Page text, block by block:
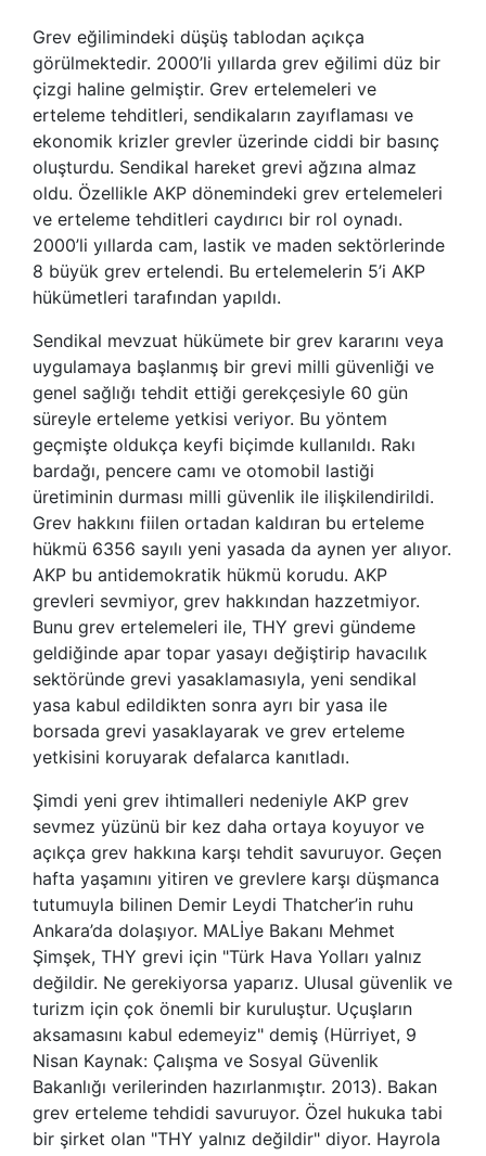
Grev eğilimindeki düşüş tablodan açıkça
görülmektedir. 2000’li yıllarda grev eğilimi düz bir
çizgi haline gelmiştir. Grev ertelemeleri ve
erteleme tehditleri, sendikaların zayıflaması ve
ekonomik krizler grevler üzerinde ciddi bir basınç
oluşturdu. Sendikal hareket grevi ağzına almaz
oldu. Özellikle AKP dönemindeki grev ertelemeleri
ve erteleme tehditleri caydırıcı bir rol oynadı.
2000’li yıllarda cam, lastik ve maden sektörlerinde
8 büyük grev ertelendi. Bu ertelemelerin 5’i AKP
hükümetleri tarafından yapıldı.
Sendikal mevzuat hükümete bir grev kararını veya
uygulamaya başlanmış bir grevi milli güvenliği ve
genel sağlığı tehdit ettiği gerekçesiyle 60 gün
süreyle erteleme yetkisi veriyor. Bu yöntem
geçmişte oldukça keyfi biçimde kullanıldı. Rakı
bardağı, pencere camı ve otomobil lastiği
üretiminin durması milli güvenlik ile ilişkilendirildi.
Grev hakkını fiilen ortadan kaldıran bu erteleme
hükmü 6356 sayılı yeni yasada da aynen yer alıyor.
AKP bu antidemokratik hükmü korudu. AKP
grevleri sevmiyor, grev hakkından hazzetmiyor.
Bunu grev ertelemeleri ile, THY grevi gündeme
geldiğinde apar topar yasayı değiştirip havacılık
sektöründe grevi yasaklamasıyla, yeni sendikal
yasa kabul edildikten sonra ayrı bir yasa ile
borsada grevi yasaklayarak ve grev erteleme
yetkisini koruyarak defalarca kanıtladı.
Şimdi yeni grev ihtimalleri nedeniyle AKP grev
sevmez yüzünü bir kez daha ortaya koyuyor ve
açıkça grev hakkına karşı tehdit savuruyor. Geçen
hafta yaşamını yitiren ve grevlere karşı düşmanca
tutumuyla bilinen Demir Leydi Thatcher’in ruhu
Ankara’da dolaşıyor. MALİye Bakanı Mehmet
Şimşek, THY grevi için "Türk Hava Yolları yalnız
değildir. Ne gerekiyorsa yaparız. Ulusal güvenlik ve
turizm için çok önemli bir kuruluştur. Uçuşların
aksamasını kabul edemeyiz" demiş (Hürriyet, 9
Nisan Kaynak: Çalışma ve Sosyal Güvenlik
Bakanlığı verilerinden hazırlanmıştır. 2013). Bakan
grev erteleme tehdidi savuruyor. Özel hukuka tabi
bir şirket olan "THY yalnız değildir" diyor. Hayrola